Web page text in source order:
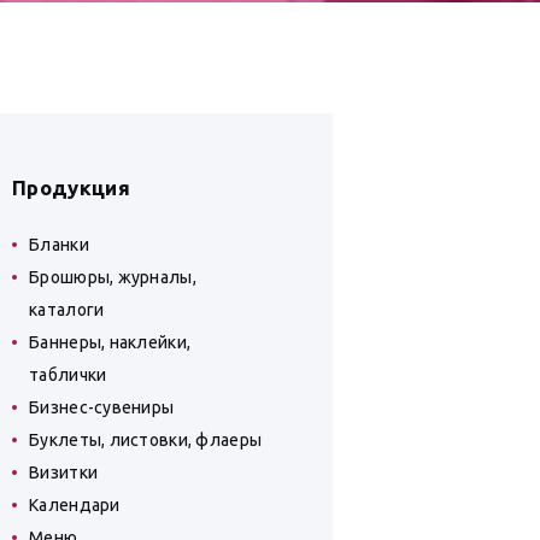
Продукция
Бланки
Брошюры, журналы,
каталоги
Баннеры, наклейки,
таблички
Бизнес-сувениры
Буклеты, листовки, флаеры
Визитки
Календари